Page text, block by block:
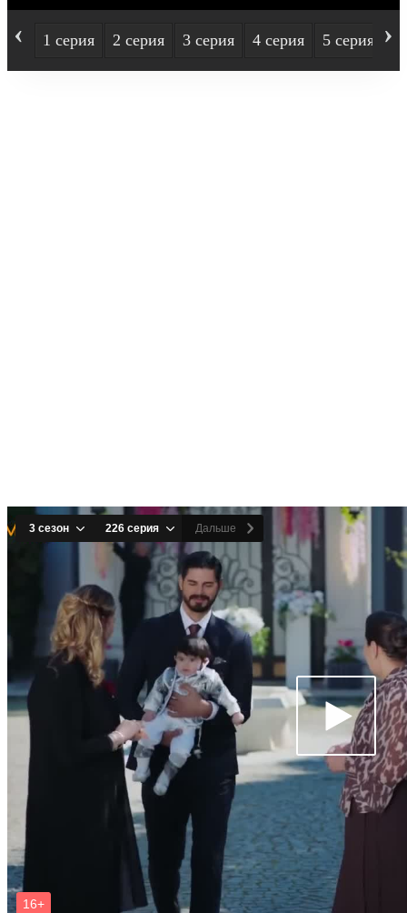
‹ 1 серия 2 серия 3 серия 4 серия 5 серия ›